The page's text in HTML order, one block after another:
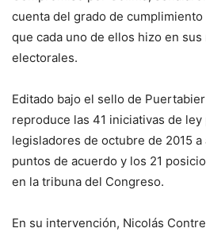
cuenta del grado de
que cada uno de ellos hizo en
electorales.
Editado bajo el sello de
reproduce las 41 iniciativas de
legisladores de octubre de 2015 a
puntos de acuerdo y los 21
en la tribuna del Congreso.
En su intervención, Nicolás